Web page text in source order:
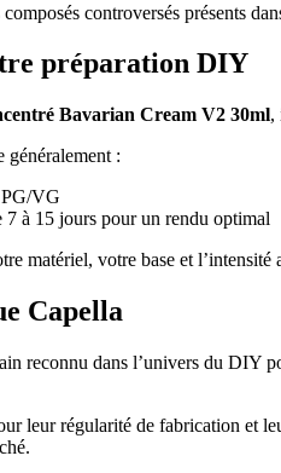
controversés présents
préparation DIY
Bavarian Cream V2 30ml,
:
PG/VG
7 à 15 jours pour un rendu optimal
matériel, votre base et l’intensité
Capella
reconnu dans l’univers du DIY
leur régularité de fabrication et